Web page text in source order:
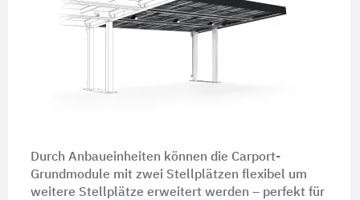
Durch Anbaueinheiten können die Carport-
Grundmodule mit zwei Stellplätzen flexibel um
weitere Stellplätze erweitert werden – perfekt für